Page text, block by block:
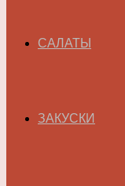
САЛАТЫ
ЗАКУСКИ